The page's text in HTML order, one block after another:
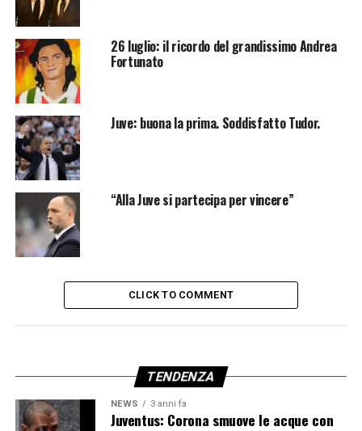
26 luglio: il ricordo del grandissimo Andrea
Fortunato
Juve: buona la prima. Soddisfatto Tudor.
“Alla Juve si partecipa per vincere”
CLICK TO COMMENT
TENDENZA
NEWS 3 anni fa
Juventus: Corona smuove le acque con